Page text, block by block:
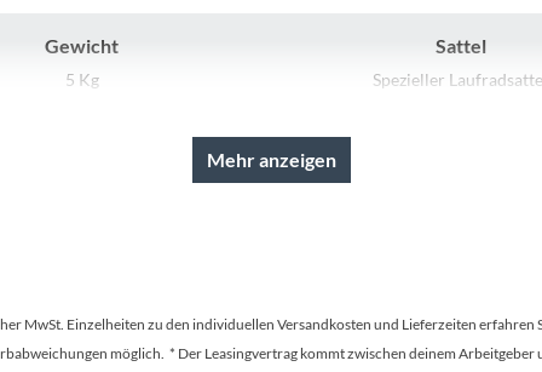
Sigg
Uvex
Gewicht
5 Kg
Sattel
Spezieller
Mehr anzeigen
MwSt. Einzelheiten zu den individuellen Versandkosten und Lieferzeiten
möglich. * Der Leasingvertrag kommt zwischen deinem Arbeitgeber